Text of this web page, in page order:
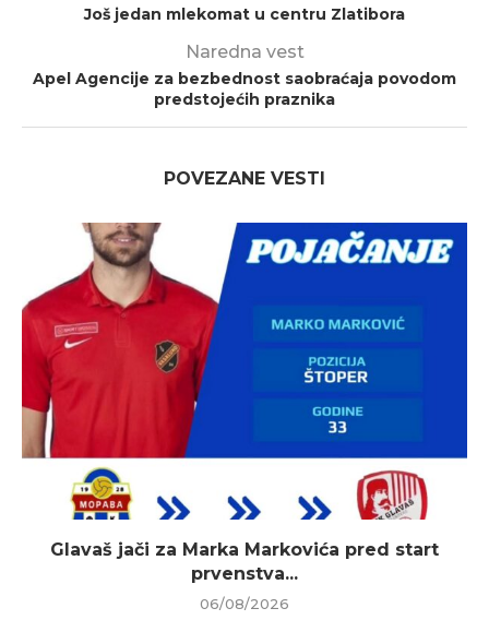
Još jedan mlekomat u centru Zlatibora
Naredna vest
Apel Agencije za bezbednost saobraćaja povodom
predstojećih praznika
POVEZANE VESTI
Glavaš jači za Marka Markovića pred start
prvenstva...
06/08/2026